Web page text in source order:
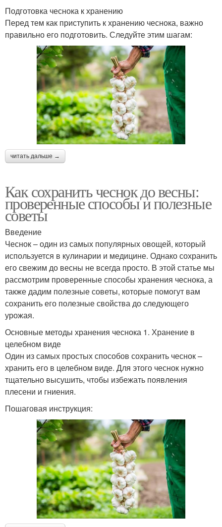
Подготовка чеснока к хранению
Перед тем как приступить к хранению чеснока, важно
правильно его подготовить. Следуйте этим шагам:
читать дальше →
Как сохранить чеснок до весны:
проверенные способы и полезные
советы
Введение
Чеснок – один из самых популярных овощей, который
используется в кулинарии и медицине. Однако сохранить
его свежим до весны не всегда просто. В этой статье мы
рассмотрим проверенные способы хранения чеснока, а
также дадим полезные советы, которые помогут вам
сохранить его полезные свойства до следующего
урожая.
Основные методы хранения чеснока 1. Хранение в
целебном виде
Один из самых простых способов сохранить чеснок –
хранить его в целебном виде. Для этого чеснок нужно
тщательно высушить, чтобы избежать появления
плесени и гниения.
Пошаговая инструкция: